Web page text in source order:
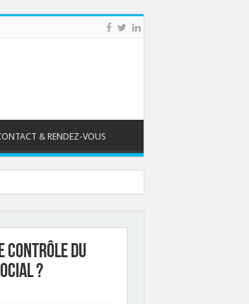
& RENDEZ-VOUS
contrôle du
?